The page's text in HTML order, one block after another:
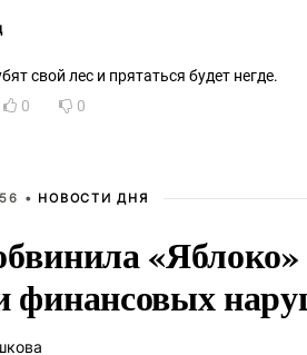
свой лес и прятаться будет негде.
0 0
• НОВОСТИ ДНЯ
финансовых